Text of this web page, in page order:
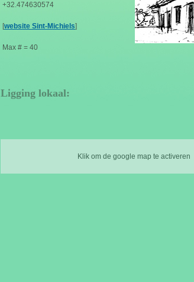
+32.474630574
[website Sint-Michiels]
Max # = 40
Ligging lokaal:
Klik om de google map te activeren